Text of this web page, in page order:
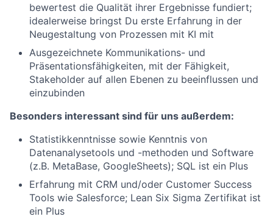
bewertest die Qualität ihrer Ergebnisse fundiert;
idealerweise bringst Du erste Erfahrung in der
Neugestaltung von Prozessen mit KI mit
Ausgezeichnete Kommunikations- und
Präsentationsfähigkeiten, mit der Fähigkeit,
Stakeholder auf allen Ebenen zu beeinflussen und
einzubinden
Besonders interessant sind für uns außerdem:
Statistikkenntnisse sowie Kenntnis von
Datenanalysetools und -methoden und Software
(z.B. MetaBase, GoogleSheets); SQL ist ein Plus
Erfahrung mit CRM und/oder Customer Success
Tools wie Salesforce; Lean Six Sigma Zertifikat ist
ein Plus